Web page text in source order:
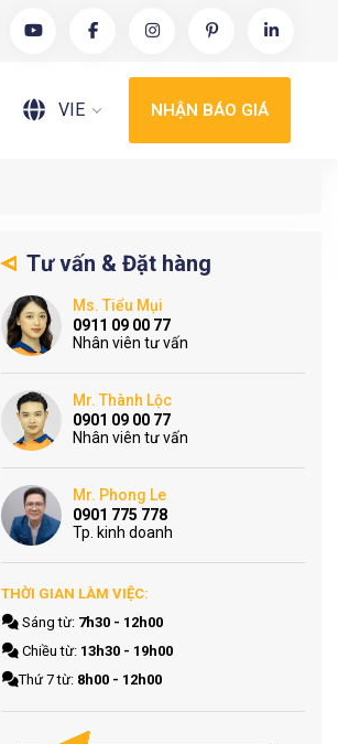
VIE NHẬN BÁO GIÁ
Tư vấn & Đặt hàng
Ms. Tiểu Mụi
0911 09 00 77
Nhân viên tư vấn
Mr. Thành Lộc
0901 09 00 77
Nhân viên tư vấn
Mr. Phong Le
0901 775 778
Tp. kinh doanh
THỜI GIAN LÀM VIỆC:
Sáng từ: 7h30 - 12h00
Chiều từ: 13h30 - 19h00
Thứ 7 từ: 8h00 - 12h00